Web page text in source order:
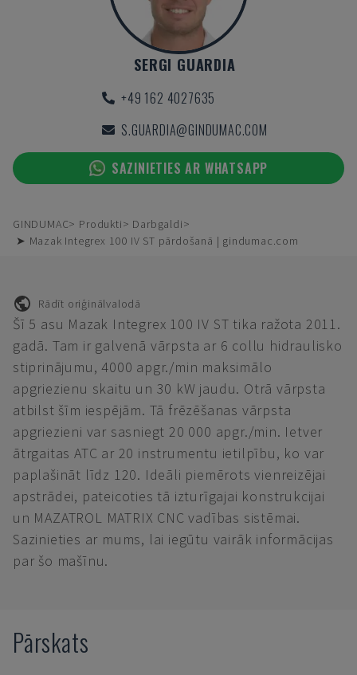
SERGI GUARDIA
+49 162 4027635
S.GUARDIA@GINDUMAC.COM
SAZINIETIES AR WHATSAPP
GINDUMAC Produkti
Darbgaldi
➤ Mazak Integrex 100 IV ST pārdošanā | gindumac.com
Rādīt oriģinālvalodā
Šī 5 asu Mazak Integrex 100 IV ST tika ražota 2011.
gadā. Tam ir galvenā vārpsta ar 6 collu hidraulisko
stiprinājumu, 4000 apgr./min maksimālo
apgriezienu skaitu un 30 kW jaudu. Otrā vārpsta
atbilst šīm iespējām. Tā frēzēšanas vārpsta
apgriezieni var sasniegt 20 000 apgr./min. Ietver
ātrgaitas ATC ar 20 instrumentu ietilpību, ko var
paplašināt līdz 120. Ideāli piemērots vienreizējai
apstrādei, pateicoties tā izturīgajai konstrukcijai
un MAZATROL MATRIX CNC vadības sistēmai.
Sazinieties ar mums, lai iegūtu vairāk informācijas
par šo mašīnu.
Pārskats